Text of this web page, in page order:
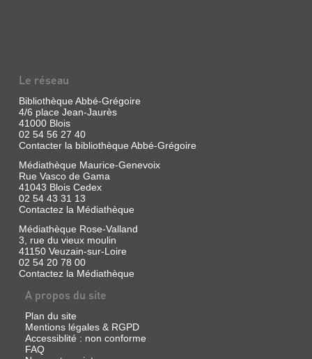
Le
Tenot,
Patrick
COGEDIPRESSE
MUSICKEYS
Revue
Le
Guen-
Tenot,
Patrick
Mélodiances,
2008
Le réseau
Bibliothèque Abbé-Grégoire
4/6 place Jean-Jaurès
41000 Blois
02 54 56 27 40
Contacter la bibliothèque Abbé-Grégoire
Médiathèque Maurice-Genevoix
Rue Vasco de Gama
41043 Blois Cedex
02 54 43 31 13
Contactez la Médiathèque
Médiathèque Rose-Valland
3, rue du vieux moulin
41150 Veuzain-sur-Loire
02 54 20 78 00
Contactez la Médiathèque
A propos du site
Plan du site
Mentions légales & RGPD
Accessiblité : non conforme
FAQ